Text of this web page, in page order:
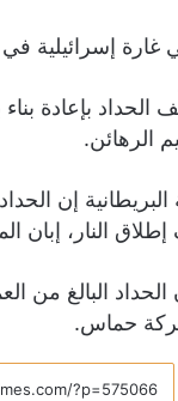
كانون الثاني 2024،
بإعادة
الرهائن.
إن
النار، إبان
حركة حماس.